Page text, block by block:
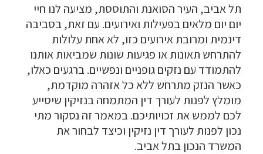
תל אביב, העיר הסואנת והתוססת, מציעה לנו חיי
יום יום מלאים בפעילות ואירועים. עם זאת, בסביבה
דינמית ומרובת אירועים כזו, לא אחת עלולות
להתרחש תאונות או פגיעות שונות שמביאות אותנו
להתמודד עם נזקים גופניים ונפשיים. ברגעים כאלו,
כאשר הנזק מתרחש ללא כל אזהרה מוקדמת,
מומלץ לפנות לעורך דין המתמחה בנזיקין שיסייע
לכם לממש את זכויותיכם. במאמר זה נסקור מתי
נכון לפנות לעורך דין נזיקין וכיצד לבחור את
המשרד הנכון בתל אביב.